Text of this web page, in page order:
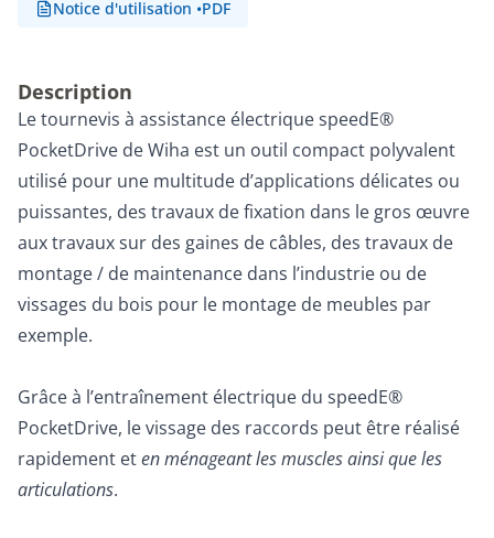
Notice d'utilisation •PDF
Description
Le tournevis à assistance électrique speedE®
PocketDrive de Wiha est un outil compact polyvalent
utilisé pour une multitude d’applications délicates ou
puissantes, des travaux de fixation dans le gros œuvre
aux travaux sur des gaines de câbles, des travaux de
montage / de maintenance dans l’industrie ou de
vissages du bois pour le montage de meubles par
exemple.
Grâce à l’entraînement électrique du speedE®
PocketDrive, le vissage des raccords peut être réalisé
rapidement eten ménageant les muscles ainsi que les
articulations.